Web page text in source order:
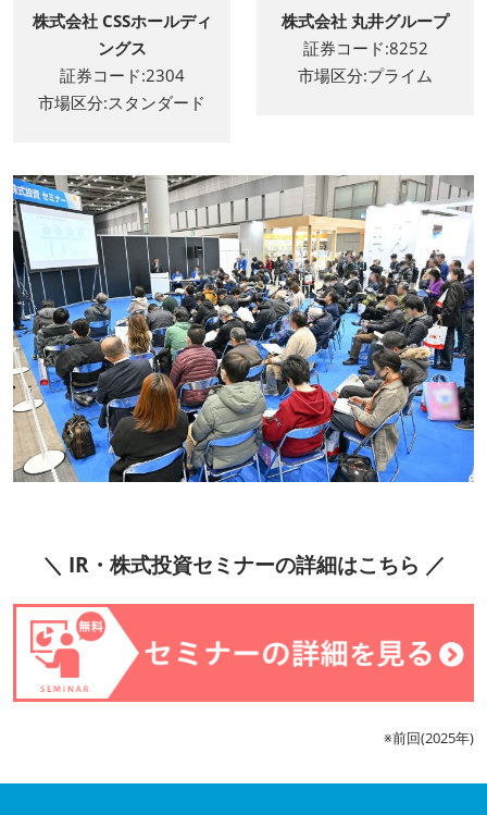
株式会社 CSSホールディ
ングス
証券コード:2304
市場区分:スタンダード
株式会社 丸井グループ
証券コード:8252
市場区分:プライム
＼ IR・株式投資セミナーの詳細はこちら ／
※前回(2025年)